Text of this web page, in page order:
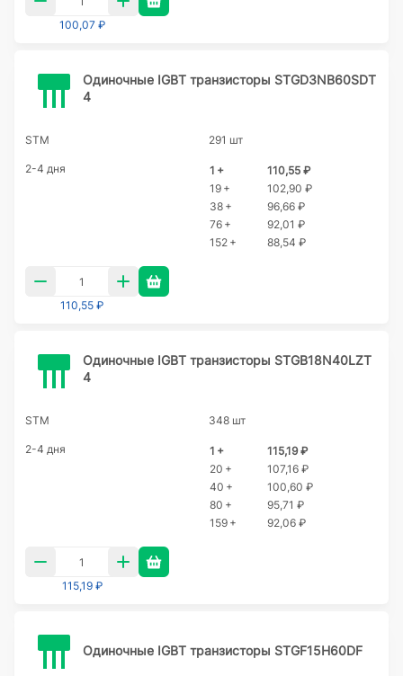
100,07 ₽
Одиночные IGBT транзисторы STGD3NB60SDT
4
STM 291 шт
2-4 дня 1 +
110,55 ₽
19 +
102,90 ₽
38 +
96,66 ₽
76 +
92,01 ₽
152 +
88,54 ₽
110,55 ₽
Одиночные IGBT транзисторы STGB18N40LZT
4
STM 348 шт
2-4 дня 1 +
115,19 ₽
20 +
107,16 ₽
40 +
100,60 ₽
80 +
95,71 ₽
159 +
92,06 ₽
115,19 ₽
Одиночные IGBT транзисторы STGF15H60DF